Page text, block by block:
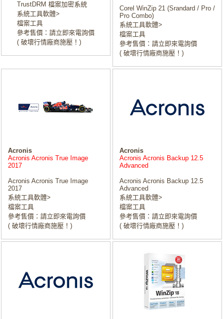
TrustDRM 檔案加密系統
系統工具軟體>
檔案工具
參考售價：請立即來電詢價
( 破壞行情廠商施壓！)
Corel WinZip 21 (Srandard / Pro /
Pro Combo)
系統工具軟體>
檔案工具
參考售價：請立即來電詢價
( 破壞行情廠商施壓！)
Acronis
Acronis Acronis True Image
2017
Acronis Acronis True Image
2017
系統工具軟體>
檔案工具
參考售價：請立即來電詢價
( 破壞行情廠商施壓！)
Acronis
Acronis Acronis Backup 12.5
Advanced
Acronis Acronis Backup 12.5
Advanced
系統工具軟體>
檔案工具
參考售價：請立即來電詢價
( 破壞行情廠商施壓！)